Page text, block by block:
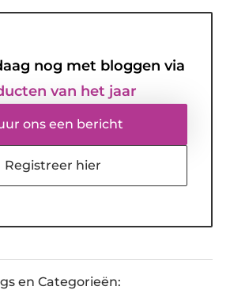
nog met bloggen via
van het jaar
ons een bericht
Registreer hier
en Categorieën: